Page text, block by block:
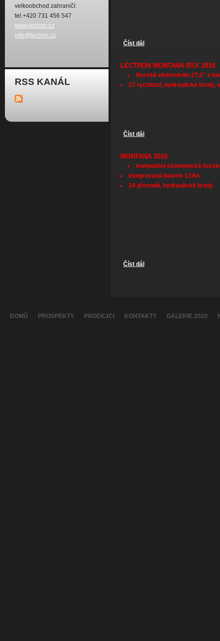
velkoobchod zahraničí:
tel.+420 731 456 547
www.lectron.cz
info@lectron.cz
RSS KANÁL
Číst dál
LECTRON MONTANA RSX 2018
Horské elektrokolo 27,5" s
27 rychlostí, hydraulické brzdy,
Číst dál
MONTANA 2018
kompaktní ekonomické
integrovaná baterie 13Ah
24 převodů, hydraulické brzdy
Číst dál
DOMŮ PROSPEKTY PRODEJCI KONTAKTY GALERIE 2020